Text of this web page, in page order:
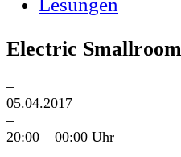
Electric Smallroom
–
05.04.2017
–
20:00 – 00:00 Uhr